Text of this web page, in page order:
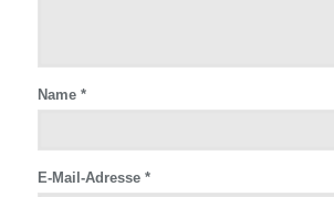
Name *
E-Mail-Adresse *